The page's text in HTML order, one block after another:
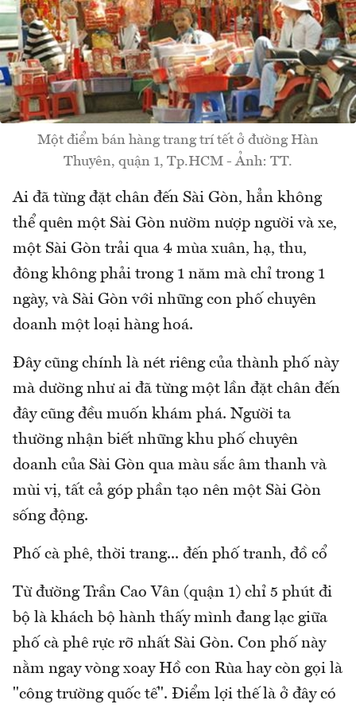
Một điểm bán hàng trang trí tết ở đường Hàn
Thuyên, quận 1, Tp.HCM - Ảnh: TT.
Ai đã từng đặt chân đến Sài Gòn, hẳn không
thể quên một Sài Gòn nườm nượp người và xe,
một Sài Gòn trải qua 4 mùa xuân, hạ, thu,
đông không phải trong 1 năm mà chỉ trong 1
ngày, và Sài Gòn với những con phố chuyên
doanh một loại hàng hoá.
Đây cũng chính là nét riêng của thành phố này
mà dường như ai đã từng một lần đặt chân đến
đây cũng đều muốn khám phá. Người ta
thường nhận biết những khu phố chuyên
doanh của Sài Gòn qua màu sắc âm thanh và
mùi vị, tất cả góp phần tạo nên một Sài Gòn
sống động.
Phố cà phê, thời trang... đến phố tranh, đồ cổ
Từ đường Trần Cao Vân (quận 1) chỉ 5 phút đi
bộ là khách bộ hành thấy mình đang lạc giữa
phố cà phê rực rỡ nhất Sài Gòn. Con phố này
nằm ngay vòng xoay Hồ con Rùa hay còn gọi là
"công trường quốc tế". Điểm lợi thế là ở đây có